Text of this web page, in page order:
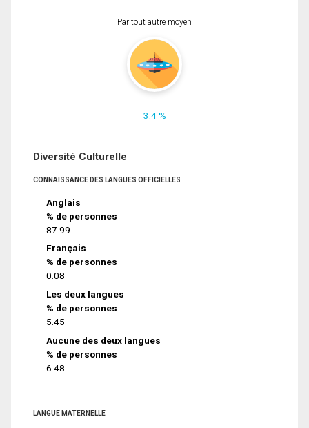
Par tout autre moyen
3.4 %
Diversité Culturelle
CONNAISSANCE DES LANGUES OFFICIELLES
Anglais
% de personnes
87.99
Français
% de personnes
0.08
Les deux langues
% de personnes
5.45
Aucune des deux langues
% de personnes
6.48
LANGUE MATERNELLE